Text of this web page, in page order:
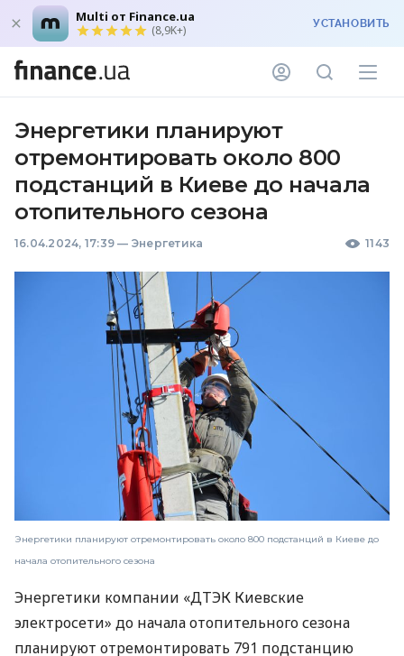
Multi от Finance.ua
(8,9K+) УСТАНОВИТЬ
Энергетики планируют
отремонтировать около 800
подстанций в Киеве до начала
отопительного сезона
16.04.2024, 17:39 — Энергетика 1143
Энергетики планируют отремонтировать около 800 подстанций в Киеве до
начала отопительного сезона
Энергетики компании «ДТЭК Киевские
электросети» до начала отопительного сезона
планируют отремонтировать 791 подстанцию ​​